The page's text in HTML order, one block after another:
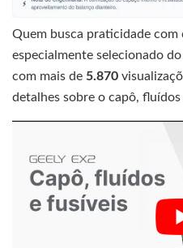
Quem busca praticidade com
especialmente selecionado do
com mais de 5.870
detalhes sobre o capô,